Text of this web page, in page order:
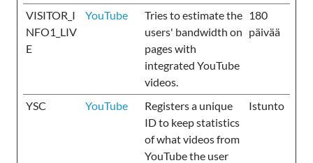
VISITOR_I
NFO1_LIV
E
YouTube
Tries to estimate the
users' bandwidth on
pages with
integrated YouTube
videos.
180
päivää
YSC YouTube
Registers a unique
ID to keep statistics
of what videos from
YouTube the user
Istunto